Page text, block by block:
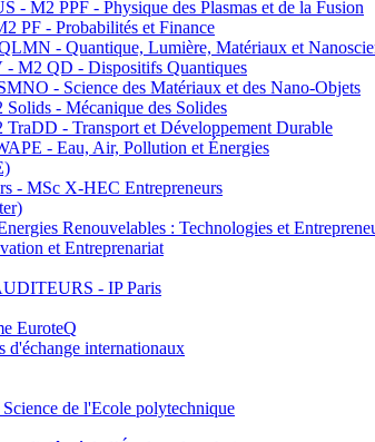
- M2 PPF - Physique des Plasmas et de la Fusion
PF - Probabilités et Finance
- Quantique, Lumière, Matériaux et
M2 QD - Dispositifs Quantiques
- Science des Matériaux et des Nano-Objets
- Mécanique des Solides
- Transport et Développement Durable
- Eau, Air, Pollution et Énergies
- MSc X-HEC Entrepreneurs
Renouvelables : Technologies et
et Entreprenariat
- IP Paris
EuroteQ
d'échange internationaux
de l'Ecole polytechnique